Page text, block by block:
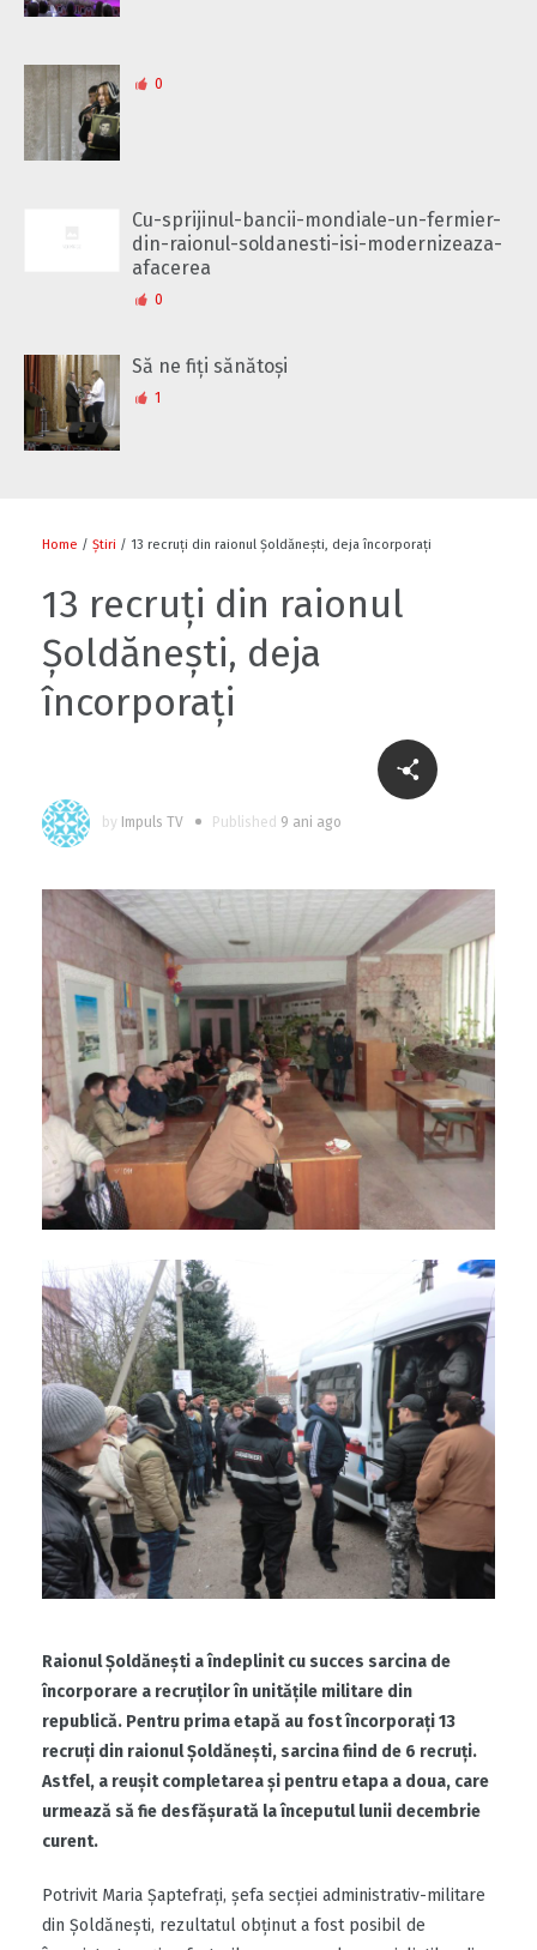
0
Cu-sprijinul-bancii-mondiale-un-fermier-
din-raionul-soldanesti-isi-modernizeaza-
afacerea
0
Să ne fiți sănătoși
1
Home / Știri / 13 recruţi din raionul Şoldăneşti, deja încorporaţi
13 recruţi din raionul
Şoldăneşti, deja
încorporaţi
by Impuls TV Published 9 ani ago
Raionul Șoldănești a îndeplinit cu succes sarcina de
încorporare a recruților în unitățile militare din
republică. Pentru prima etapă au fost încorporaţi 13
recruţi din raionul Şoldăneşti, sarcina fiind de 6 recruţi.
Astfel, a reușit completarea și pentru etapa a doua, care
urmează să fie desfăşurată la începutul lunii decembrie
curent.
Potrivit Maria Şaptefrați, șefa secţiei administrativ-militare
din Șoldănești, rezultatul obținut a fost posibil de